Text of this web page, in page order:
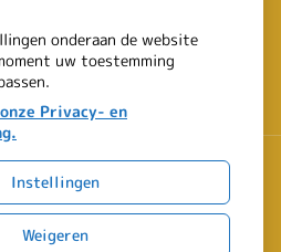
Online|Beheer
onderaan de website
uw toestemming
Privacy- en
Instellingen
Weigeren